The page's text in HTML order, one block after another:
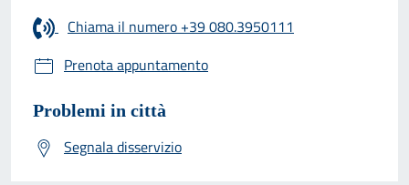
Chiama il numero +39 080.3950111
Prenota appuntamento
Problemi in città
Segnala disservizio